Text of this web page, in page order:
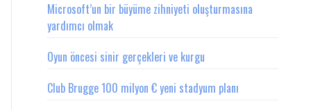
Microsoft’un bir büyüme zihniyeti oluşturmasına
yardımcı olmak
Oyun öncesi sinir gerçekleri ve kurgu
Club Brugge 100 milyon € yeni stadyum planı